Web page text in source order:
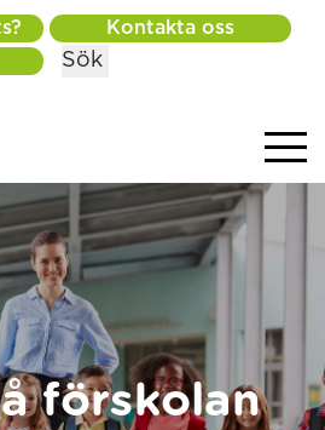
Kontakta oss
Sök
förskolan